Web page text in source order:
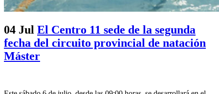
04 Jul El Centro 11 sede de la segunda
fecha del circuito provincial de natación
Máster